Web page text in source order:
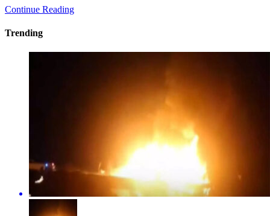
Continue Reading
Trending